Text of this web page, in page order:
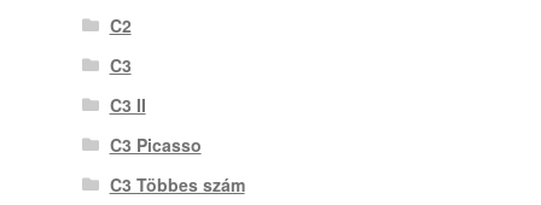
C2
C3
C3 II
C3 Picasso
C3 Többes szám